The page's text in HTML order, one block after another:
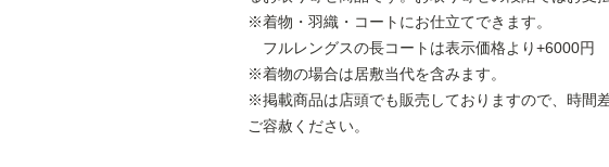
※着物・羽織・コートにお仕立てできます。
フルレングスの長コートは表示価格より+6000円
※着物の場合は居敷当代を含みます。
※掲載商品は店頭でも販売しておりますので、時間
ご容赦ください。